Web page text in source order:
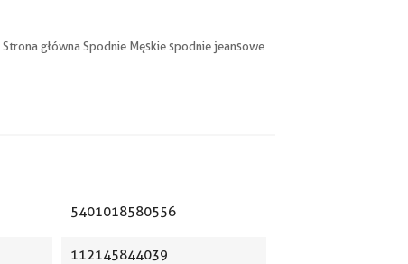
Strona główna Spodnie Męskie spodnie jeansowe
5401018580556
112145844039